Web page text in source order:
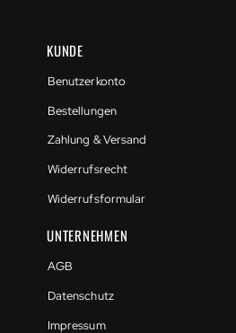
KUNDE
Benutzerkonto
Bestellungen
Zahlung & Versand
Widerrufsrecht
Widerrufsformular
UNTERNEHMEN
AGB
Datenschutz
Impressum